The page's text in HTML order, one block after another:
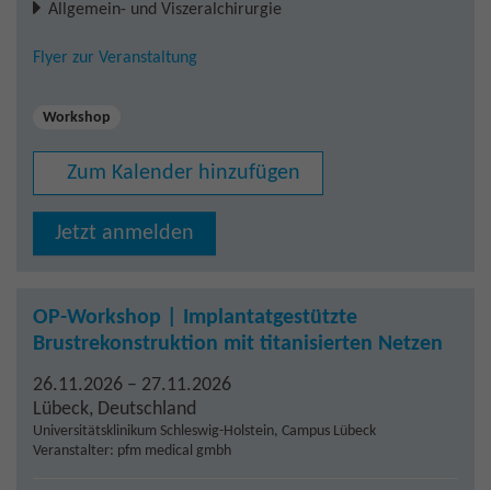
Allgemein- und Viszeralchirurgie
Flyer zur Veranstaltung
Workshop
Zum Kalender hinzufügen
Jetzt anmelden
OP-Workshop | Implantatgestützte
Brustrekonstruktion mit titanisierten Netzen
26.11.2026 – 27.11.2026
Lübeck, Deutschland
Universitätsklinikum Schleswig-Holstein, Campus Lübeck
Veranstalter: pfm medical gmbh